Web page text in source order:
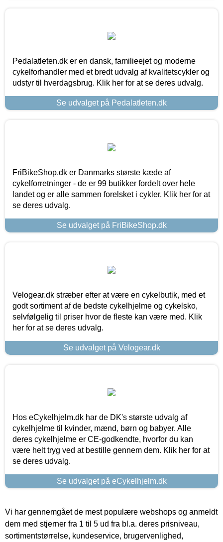
Pedalatleten.dk er en dansk, familieejet og moderne
cykelforhandler med et bredt udvalg af kvalitetscykler og
udstyr til hverdagsbrug. Klik her for at se deres udvalg.
Se udvalget på Pedalatleten.dk
FriBikeShop.dk er Danmarks største kæde af
cykelforretninger - de er 99 butikker fordelt over hele
landet og er alle sammen forelsket i cykler. Klik her for at
se deres udvalg.
Se udvalget på FriBikeShop.dk
Velogear.dk stræber efter at være en cykelbutik, med et
godt sortiment af de bedste cykelhjelme og cykelsko,
selvfølgelig til priser hvor de fleste kan være med. Klik
her for at se deres udvalg.
Se udvalget på Velogear.dk
Hos eCykelhjelm.dk har de DK's største udvalg af
cykelhjelme til kvinder, mænd, børn og babyer. Alle
deres cykelhjelme er CE-godkendte, hvorfor du kan
være helt tryg ved at bestille gennem dem. Klik her for at
se deres udvalg.
Se udvalget på eCykelhjelm.dk
Vi har gennemgået de mest populære webshops og anmeldt
dem med stjerner fra 1 til 5 ud fra bl.a. deres prisniveau,
sortimentstørrelse, kundeservice, brugervenlighed,